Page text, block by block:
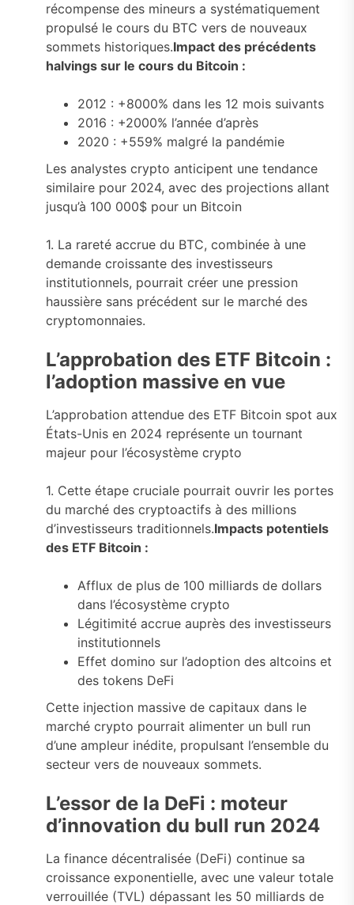
récompense des mineurs a systématiquement
propulsé le cours du BTC vers de nouveaux
sommets historiques.Impact des précédents
halvings sur le cours du Bitcoin :
2012 : +8000% dans les 12 mois suivants
2016 : +2000% l’année d’après
2020 : +559% malgré la pandémie
Les analystes crypto anticipent une tendance
similaire pour 2024, avec des projections allant
jusqu’à 100 000$ pour un Bitcoin
1. La rareté accrue du BTC, combinée à une
demande croissante des investisseurs
institutionnels, pourrait créer une pression
haussière sans précédent sur le marché des
cryptomonnaies.
L’approbation des ETF Bitcoin :
l’adoption massive en vue
L’approbation attendue des ETF Bitcoin spot aux
États-Unis en 2024 représente un tournant
majeur pour l’écosystème crypto
1. Cette étape cruciale pourrait ouvrir les portes
du marché des cryptoactifs à des millions
d’investisseurs traditionnels.Impacts potentiels
des ETF Bitcoin :
Afflux de plus de 100 milliards de dollars
dans l’écosystème crypto
Légitimité accrue auprès des investisseurs
institutionnels
Effet domino sur l’adoption des altcoins et
des tokens DeFi
Cette injection massive de capitaux dans le
marché crypto pourrait alimenter un bull run
d’une ampleur inédite, propulsant l’ensemble du
secteur vers de nouveaux sommets.
L’essor de la DeFi : moteur
d’innovation du bull run 2024
La finance décentralisée (DeFi) continue sa
croissance exponentielle, avec une valeur totale
verrouillée (TVL) dépassant les 50 milliards de